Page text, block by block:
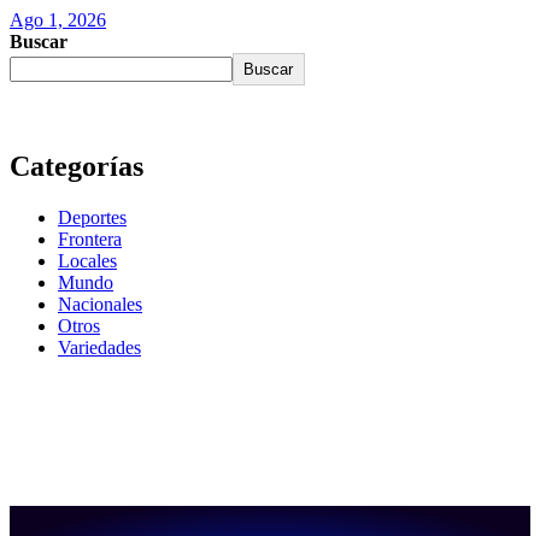
Ago 1, 2026
Buscar
Buscar
Categorías
Deportes
Frontera
Locales
Mundo
Nacionales
Otros
Variedades